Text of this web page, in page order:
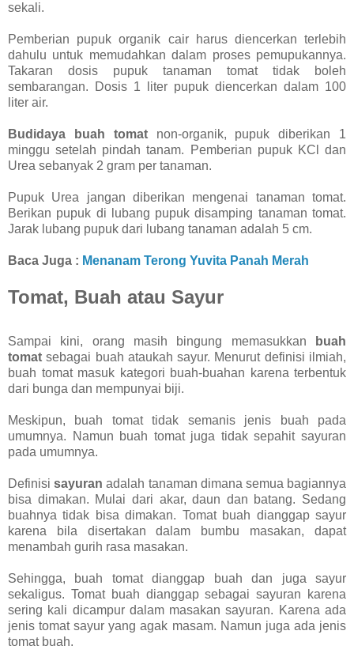
sekali.
Pemberian pupuk organik cair harus diencerkan terlebih
dahulu untuk memudahkan dalam proses pemupukannya.
Takaran dosis pupuk tanaman tomat tidak boleh
sembarangan. Dosis 1 liter pupuk diencerkan dalam 100
liter air.
Budidaya buah tomat non-organik, pupuk diberikan 1
minggu setelah pindah tanam. Pemberian pupuk KCl dan
Urea sebanyak 2 gram per tanaman.
Pupuk Urea jangan diberikan mengenai tanaman tomat.
Berikan pupuk di lubang pupuk disamping tanaman tomat.
Jarak lubang pupuk dari lubang tanaman adalah 5 cm.
Baca Juga : Menanam Terong Yuvita Panah Merah
Tomat, Buah atau Sayur
Sampai kini, orang masih bingung memasukkan
buah
tomat sebagai buah ataukah sayur. Menurut definisi ilmiah,
buah tomat masuk kategori buah-buahan karena terbentuk
dari bunga dan mempunyai biji.
Meskipun, buah tomat tidak semanis jenis buah pada
umumnya. Namun buah tomat juga tidak sepahit sayuran
pada umumnya.
Definisisayuran adalah tanaman dimana semua bagiannya
bisa dimakan. Mulai dari akar, daun dan batang. Sedang
buahnya tidak bisa dimakan. Tomat buah dianggap sayur
karena bila disertakan dalam bumbu masakan, dapat
menambah gurih rasa masakan.
Sehingga, buah tomat dianggap buah dan juga sayur
sekaligus. Tomat buah dianggap sebagai sayuran karena
sering kali dicampur dalam masakan sayuran. Karena ada
jenis tomat sayur yang agak masam. Namun juga ada jenis
tomat buah.